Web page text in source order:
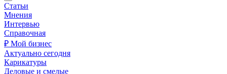
Статьи
Мнения
Интервью
Справочная
₽ Мой бизнес
Актуально сегодня
Карикатуры
Деловые и смелые